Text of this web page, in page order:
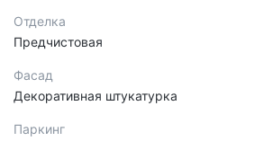
Отделка
Предчистовая
Фасад
Декоративная штукатурка
Паркинг